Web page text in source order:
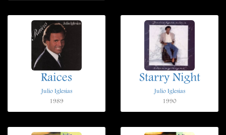
Raices
Julio Iglesias
1989
Starry Night
Julio Iglesias
1990